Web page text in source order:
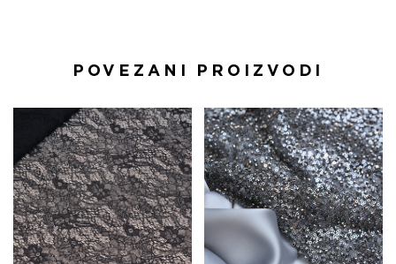
POVEZANI PROIZVODI